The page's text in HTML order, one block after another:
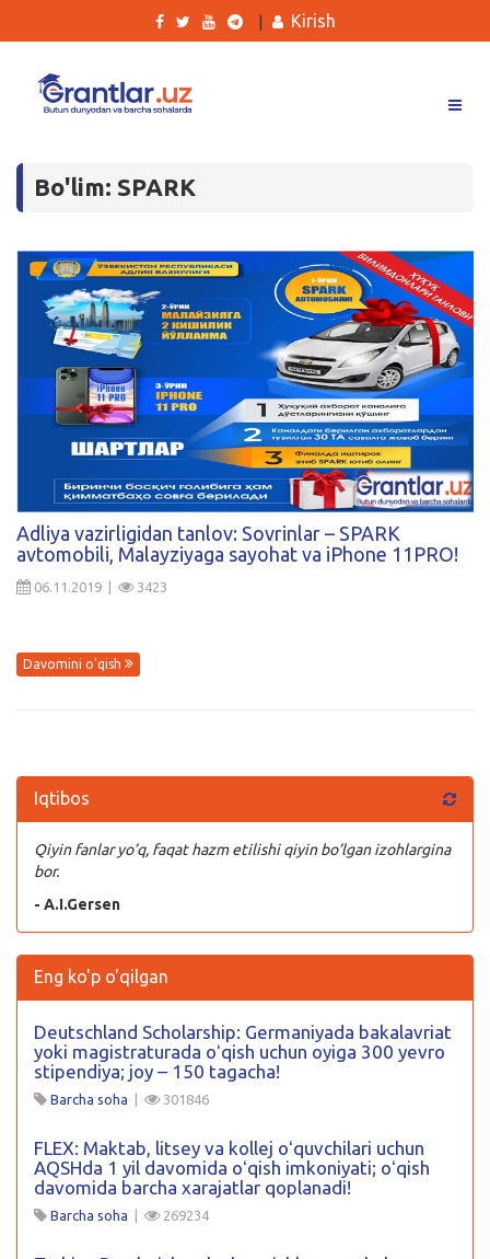
Tanlovlar
Kurslar
Blog
Yana
Qidirish
Kirish
Kirish
Bo'lim: SPARK
Adliya vazirligidan tanlov: Sovrinlar – SPARK
avtomobili, Malayziyaga sayohat va iPhone 11PRO!
06.11.2019 | 3423
Davomini o'qish
Iqtibos
Qiyin fanlar yo’q, faqat hazm etilishi qiyin bo’lgan izohlargina
bor.
- A.I.Gersen
Eng ko'p o'qilgan
Deutschland Scholarship: Germaniyada bakalavriat
yoki magistraturada oʻqish uchun oyiga 300 yevro
stipendiya; joy – 150 tagacha!
Barcha soha 301846
FLEX: Maktab, litsey va kollej oʻquvchilari uchun
AQSHda 1 yil davomida oʻqish imkoniyati; oʻqish
davomida barcha xarajatlar qoplanadi!
Barcha soha 269234